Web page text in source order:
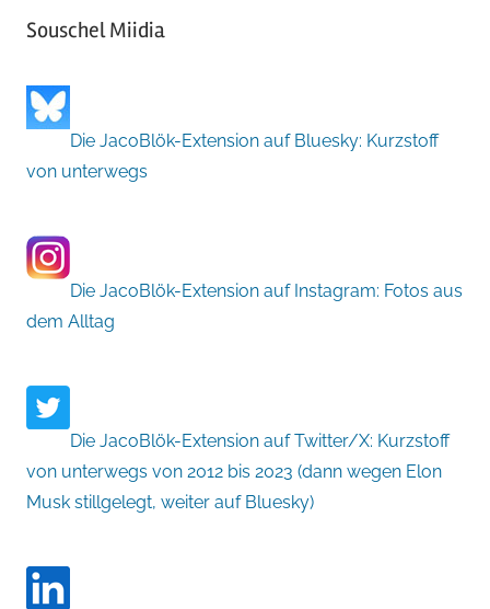
Souschel Miidia
Die JacoBlök-Extension auf Bluesky: Kurzstoff
von unterwegs
Die JacoBlök-Extension auf Instagram: Fotos aus
dem Alltag
Die JacoBlök-Extension auf Twitter/X: Kurzstoff
von unterwegs von 2012 bis 2023 (dann wegen Elon
Musk stillgelegt, weiter auf Bluesky)